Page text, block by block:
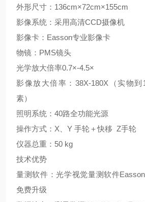
外形尺寸：136cm×72cm×155cm
影像系统：采用高清CCD摄像机
影像卡：Easson专业影像卡
物镜：PMS镜头
光学放大倍率0.7×-4.5×
影像放大倍率：38X-180X（实物到
素）
照明系统：40路全功能光源
操作方式：X、Y 手轮＋快移 Z手轮
仪器总重：50 kg
技术优势
量测软件：光学视觉量测软件
免费升级